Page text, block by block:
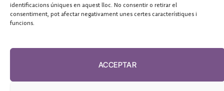
identificacions úniques en aquest lloc. No consentir o retirar el
consentiment, pot afectar negativament unes certes característiques i
funcions.
ACCEPTAR
FUNDACIÓ